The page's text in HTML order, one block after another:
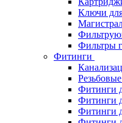
Ключи
Фильтры
Фитинги
Фитинги
Фитинги
Фитинги